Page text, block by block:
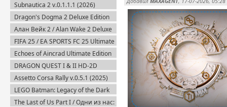
Subnautica 2 v.0.1.1.1 (2026)
Пиратка
Dragon's Dogma 2 Deluxe Edition
(2024) Пиратка
Алан Вейк 2 / Alan Wake 2 Deluxe
Edition v.1.2.8 + DLC (2023)
Пиратка
FIFA 25 / EA SPORTS FC 25 Ultimate
Edition (2024) EA-Rip
Echoes of Aincrad Ultimate Edition
(2026) Steam-Rip
DRAGON QUEST I & II HD-2D
Remake v.1.0.2.0 + Все DLC (2025)
Пиратка
Assetto Corsa Rally v.0.5.1 (2025)
Пиратка
LEGO Batman: Legacy of the Dark
Knight / ЛЕГО Бэтмен: Наследие
The Last of Us Part I / Одни из нас: